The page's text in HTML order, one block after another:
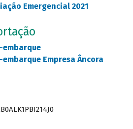
Emergencial 2021
embarque
embarque Empresa Âncora